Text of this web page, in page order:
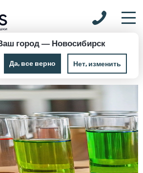
город — Новосибирск
Да, все верно Нет, изменить
Химические реактивы
1-Нафтиламин 1,25 кг Ч